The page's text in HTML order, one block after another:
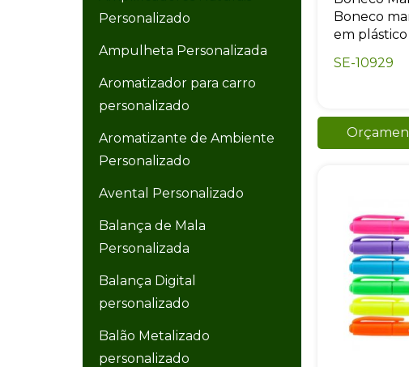
Personalizado
Ampulheta Personalizada
Aromatizador para carro
personalizado
Aromatizante de Ambiente
Personalizado
Avental Personalizado
Balança de Mala
Personalizada
Balança Digital
personalizado
Balão Metalizado
personalizado
Boneco
em plástico
SE-10929